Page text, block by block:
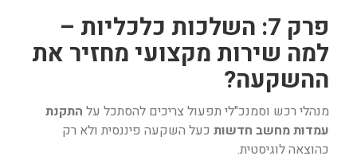
פרק 7: השלכות כלכליות –
למה שירות מקצועי מחזיר את
ההשקעה?
מנהלי רכש וסמנכ"לי תפעול צריכים להסתכל על התקנת
עמדות מחשב חדשות כעל השקעה פיננסית ולא רק
כהוצאה לוגיסטית.